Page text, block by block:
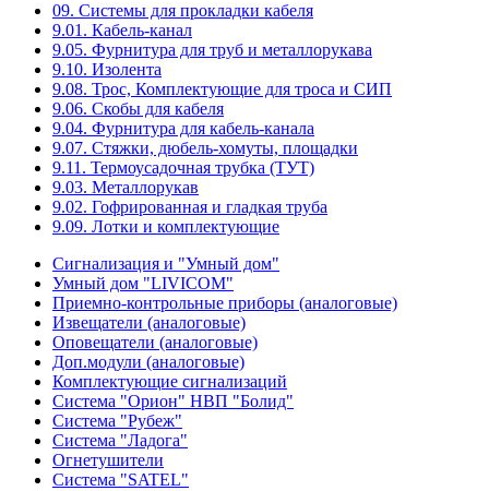
09. Системы для прокладки кабеля
9.01. Кабель-канал
9.05. Фурнитура для труб и металлорукава
9.10. Изолента
9.08. Трос, Комплектующие для троса и СИП
9.06. Скобы для кабеля
9.04. Фурнитура для кабель-канала
9.07. Стяжки, дюбель-хомуты, площадки
9.11. Термоусадочная трубка (ТУТ)
9.03. Металлорукав
9.02. Гофрированная и гладкая труба
9.09. Лотки и комплектующие
Сигнализация и "Умный дом"
Умный дом "LIVICOM"
Приемно-контрольные приборы (аналоговые)
Извещатели (аналоговые)
Оповещатели (аналоговые)
Доп.модули (аналоговые)
Комплектующие сигнализаций
Система "Орион" НВП "Болид"
Система "Рубеж"
Система "Ладога"
Огнетушители
Система "SATEL"